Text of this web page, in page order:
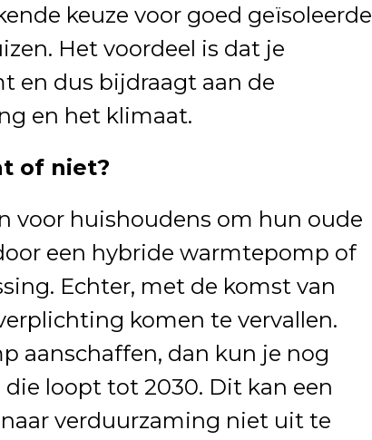
keuze voor goed geïsoleerde
Het voordeel is dat je
en dus bijdraagt aan de
en het klimaat.
of niet?
voor huishoudens om hun oude
een hybride warmtepomp of
Echter, met de komst van
komen te vervallen.
aanschaffen, dan kun je nog
loopt tot 2030. Dit kan een
verduurzaming niet uit te